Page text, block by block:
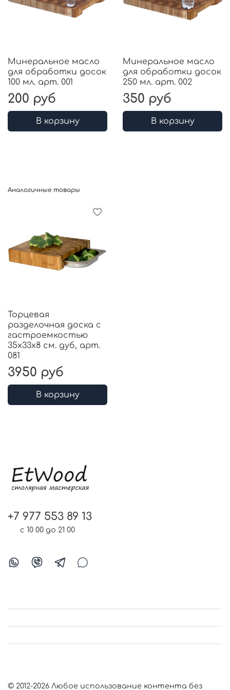
продуктами питания.
Минеральное масло
для обработки досок
100 мл. арт. 001
200 руб
В корзину
Минеральное масло
для обработки досок
250 мл. арт. 002
350 руб
В корзину
Аналогичные товары
Торцевая
разделочная доска с
гастроемкостью
35x33x8 см. дуб, арт.
081
3950 руб
В корзину
+7 977 553 89 13
с 10 00 до 21 00
© 2012-2026 Любое использование контента без